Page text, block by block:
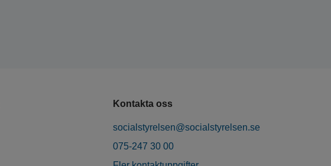
Kontakta oss
socialstyrelsen@socialstyrelsen.se
075-247 30 00